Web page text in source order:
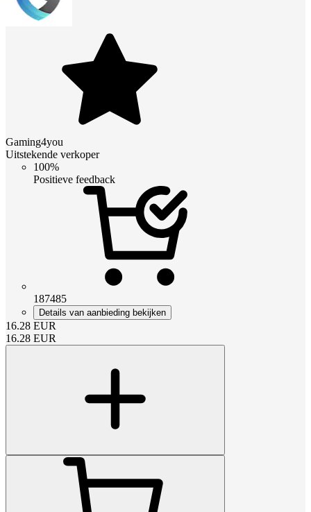
Gaming4you
Uitstekende verkoper
100%
Positieve feedback
187485
Details van aanbieding bekijken
16.28 EUR
16.28 EUR